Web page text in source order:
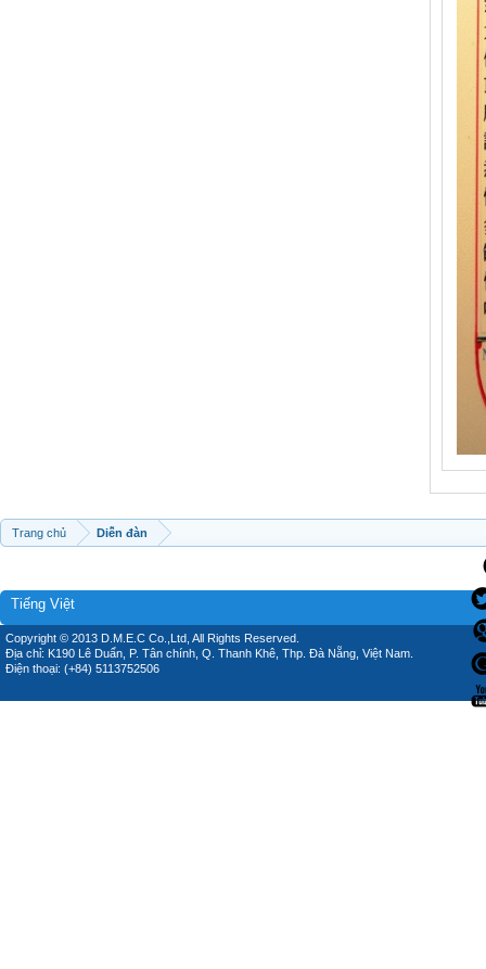
Trang chủ Diễn đàn
Tiếng Việt
Copyright © 2013 D.M.E.C Co.,Ltd, All Rights Reserved.
Địa chỉ: K190 Lê Duẩn, P. Tân chính, Q. Thanh Khê, Thp. Đà Nẵng, Việt Nam.
Điện thoại: (+84) 5113752506